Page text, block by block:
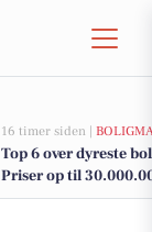
16 timer siden |
Top 6 over dyreste
Priser op til